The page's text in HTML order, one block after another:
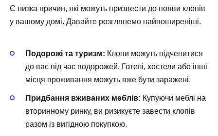
Є низка причин, які можуть призвести до появи клопів
у вашому домі. Давайте розглянемо найпоширеніші.
Подорожі та туризм: Клопи можуть підчепитися
до вас під час подорожей. Готелі, хостели або інші
місця проживання можуть вже бути заражені.
Придбання вживаних меблів: Купуючи меблі на
вторинному ринку, ви ризикуєте завести клопів
разом із вигідною покупкою.